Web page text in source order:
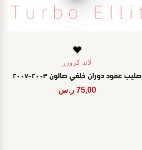
لاند كروزر
صليب عمود دوران خلفي صالون ٢٠٠٣-٢٠٠٧
75,00 ر.س